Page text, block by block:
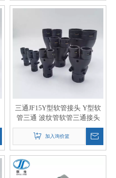
三通JF15Y型软管接头 Y型软
管三通 波纹管软管三通接头
加入询价篮